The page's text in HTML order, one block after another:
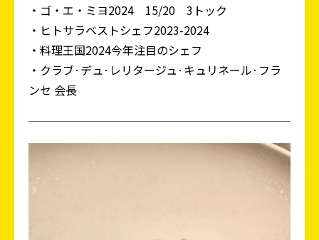
・ゴ・エ・ミヨ2024 15/20 3トック
・ヒトサラベストシェフ2023-2024
・料理王国2024今年注目のシェフ
・クラブ·デュ·レリタージュ·キュリネール·フラ
ンセ 会長